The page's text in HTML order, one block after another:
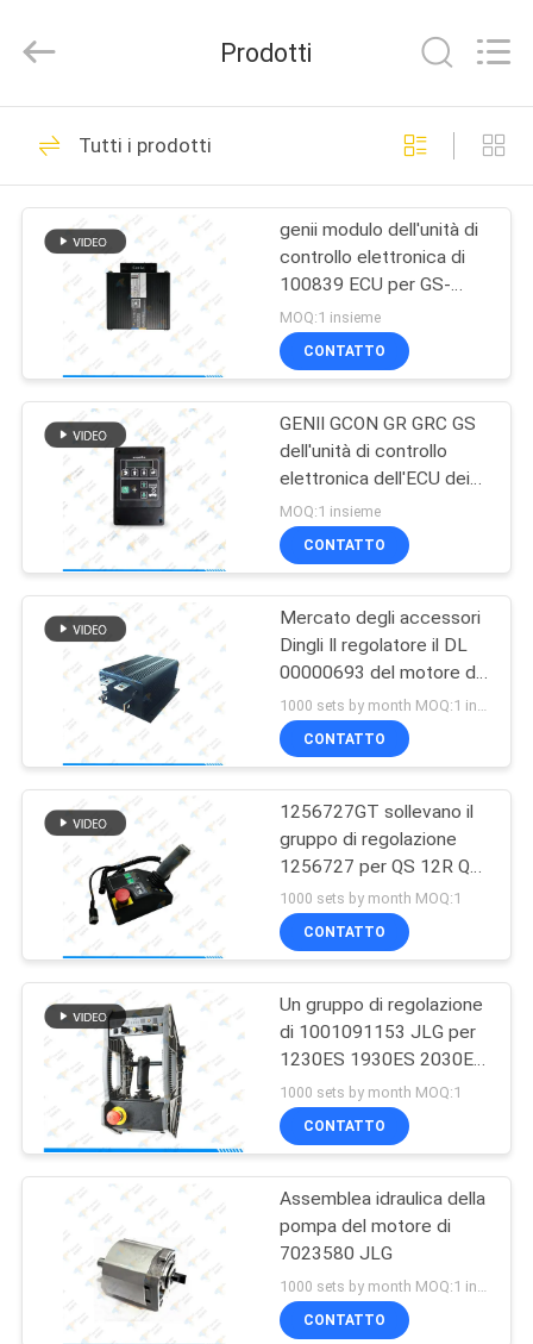
CASA
PRODOTTI
VIDEO
CIRCA
NOI
GIRO
DELLA
FABBRICA
CONTROLLO
QUALITÀ
CONTATTICI
RICHIEDA
CITAZIONE
MAPPA
DEL
SITO
PRIVACY
POLICY
Technology
Rights
Developed
Comandi aerei
dell'ascensore
51
Gruppo di
regolazione
dell'ascensore di
forbici
77
Regolatore della
leva di comando di
asse
Regolatore del
motore di CC
Decalcomania aerea
dell'ascensore
20
Prodotti
Tutti i prodotti
genii modulo dell'unità di
controllo elettronica di
100839 ECU per GS-
2032 GS-2046 GS 2632
GS 2646
MOQ:1 insieme
CONTATTO
GENII GCON GR GRC GS
dell'unità di controllo
elettronica dell'ECU dei
genii 137692
MOQ:1 insieme
CONTATTO
Mercato degli accessori
Dingli Il regolatore il DL
00000693 del motore di
CC fa domanda per le
piattaforme di lavoro
aereo
CONTATTO
1256727GT sollevano il
gruppo di regolazione
1256727 per QS 12R QS
12W QS 15R QS 15W QS
20R QS 20W
1000 sets by month MOQ:1
CONTATTO
Un gruppo di regolazione
di 1001091153 JLG per
1230ES 1930ES 2030ES
2032ES 2630ES 2632ES
2646ES 3246ES
1000 sets by month MOQ:1
CONTATTO
Assemblea idraulica della
pompa del motore di
7023580 JLG
CONTATTO